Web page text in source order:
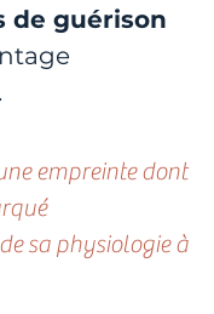
de guérison
empreinte dont
sa physiologie à